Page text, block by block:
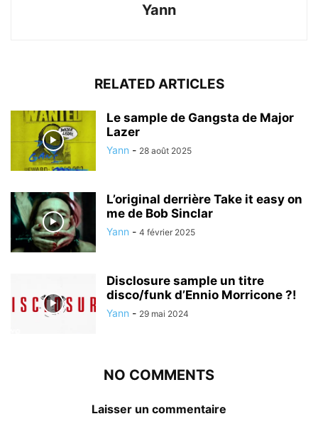
Yann
RELATED ARTICLES
Le sample de Gangsta de Major
Lazer
Yann - 28 août 2025
L’original derrière Take it easy on
me de Bob Sinclar
Yann - 4 février 2025
Disclosure sample un titre
disco/funk d’Ennio Morricone ?!
Yann - 29 mai 2024
NO COMMENTS
Laisser un commentaire